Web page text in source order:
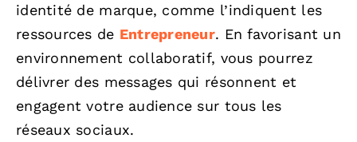
identité de marque, comme l’indiquent les
ressources de Entrepreneur. En favorisant un
environnement collaboratif, vous pourrez
délivrer des messages qui résonnent et
engagent votre audience sur tous les
réseaux sociaux.